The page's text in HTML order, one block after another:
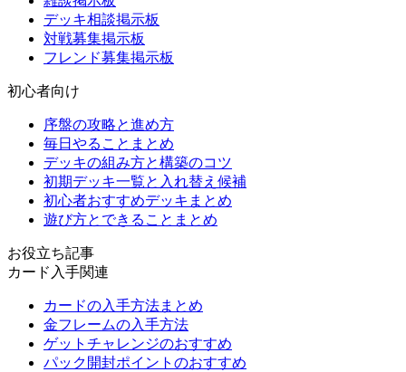
デッキ相談掲示板
対戦募集掲示板
フレンド募集掲示板
初心者向け
序盤の攻略と進め方
毎日やることまとめ
デッキの組み方と構築のコツ
初期デッキ一覧と入れ替え候補
初心者おすすめデッキまとめ
遊び方とできることまとめ
お役立ち記事
カード入手関連
カードの入手方法まとめ
金フレームの入手方法
ゲットチャレンジのおすすめ
パック開封ポイントのおすすめ